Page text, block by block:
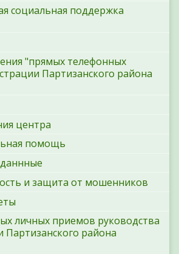
социальная поддержка
"прямых телефонных
Партизанского района
центра
помощь
и защита от мошенников
личных приемов руководства
Партизанского района